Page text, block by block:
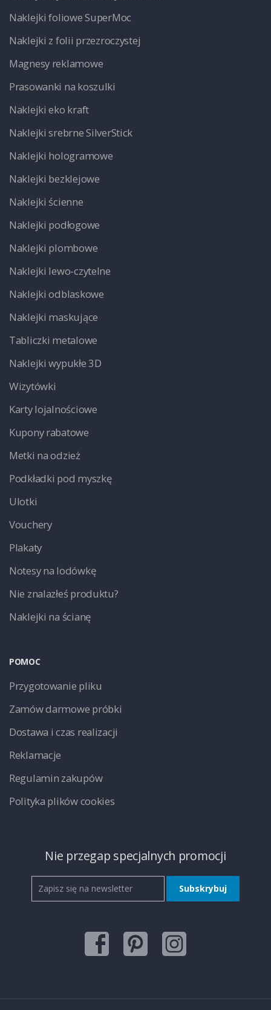
Naklejki foliowe SuperMoc
Naklejki z folii przezroczystej
Magnesy reklamowe
Prasowanki na koszulki
Naklejki eko kraft
Naklejki srebrne SilverStick
Naklejki hologramowe
Naklejki bezklejowe
Naklejki ścienne
Naklejki podłogowe
Naklejki plombowe
Naklejki lewo-czytelne
Naklejki odblaskowe
Naklejki maskujące
Tabliczki metalowe
Naklejki wypukłe 3D
Wizytówki
Karty lojalnościowe
Kupony rabatowe
Metki na odzież
Podkładki pod myszkę
Ulotki
Vouchery
Plakaty
Notesy na lodówkę
Nie znalazłeś produktu?
Naklejki na ścianę
POMOC
Przygotowanie pliku
Zamów darmowe próbki
Dostawa i czas realizacji
Reklamacje
Regulamin zakupów
Polityka plików cookies
Nie przegap specjalnych promocji